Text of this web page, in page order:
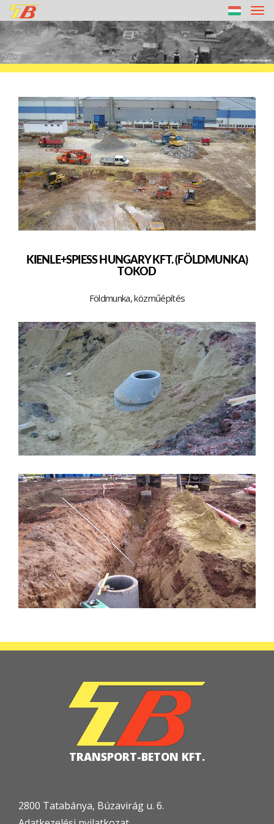
KIENLE+SPIESS HUNGARY KFT. (FÖLDMUNKA)
TOKOD
Földmunka, közműépítés
TRANSPORT-BETON KFT.
2800 Tatabánya, Búzavirág u. 6.